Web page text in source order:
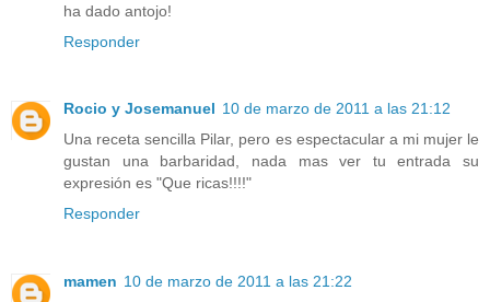
ha dado antojo!
Responder
Rocio y Josemanuel 10 de marzo de 2011 a las 21:12
Una receta sencilla Pilar, pero es espectacular a mi mujer le
gustan una barbaridad, nada mas ver tu entrada su
expresión es "Que ricas!!!!"
Responder
mamen 10 de marzo de 2011 a las 21:22